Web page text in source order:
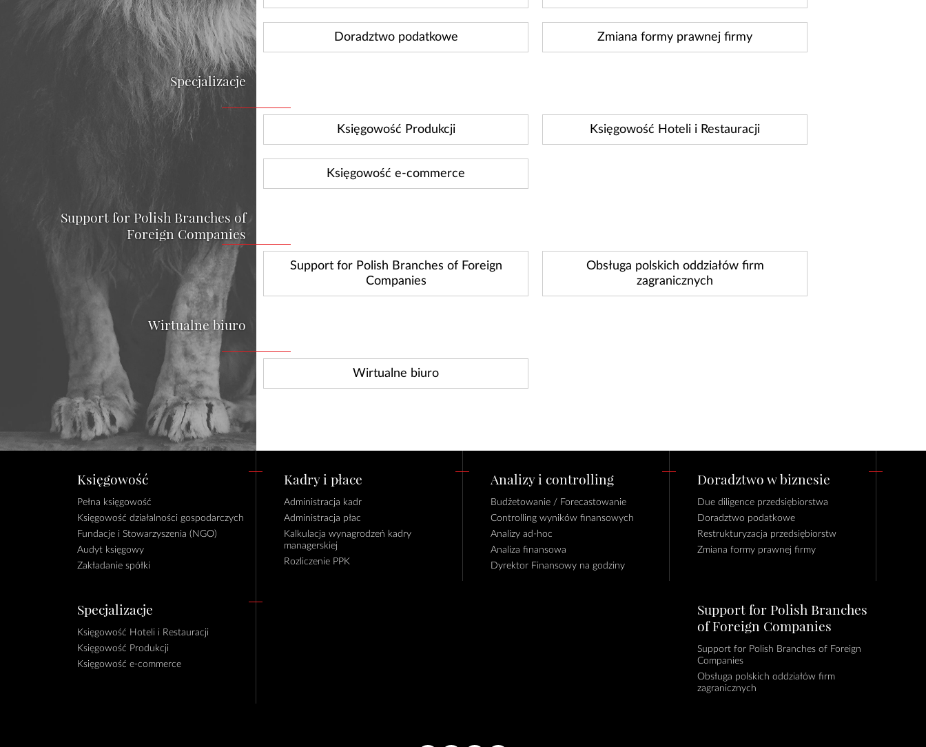
Doradztwo podatkowe Zmiana formy prawnej firmy
Specjalizacje
Księgowość Produkcji Księgowość Hoteli i Restauracji
Księgowość e-commerce
Support for Polish Branches of
Foreign Companies
Support for Polish Branches of Foreign
Companies
Obsługa polskich oddziałów firm
zagranicznych
Wirtualne biuro
Wirtualne biuro
Księgowość
Pełna księgowość
Księgowość działalności gospodarczych
Fundacje i Stowarzyszenia (NGO)
Audyt księgowy
Zakładanie spółki
Kadry i płace
Administracja kadr
Administracja płac
Kalkulacja wynagrodzeń kadry
managerskiej
Rozliczenie PPK
Analizy i controlling
Budżetowanie / Forecastowanie
Controlling wyników finansowych
Analizy ad-hoc
Analiza finansowa
Dyrektor Finansowy na godziny
Doradztwo w biznesie
Due diligence przedsiębiorstwa
Doradztwo podatkowe
Restrukturyzacja przedsiębiorstw
Zmiana formy prawnej firmy
Specjalizacje
Księgowość Hoteli i Restauracji
Księgowość Produkcji
Księgowość e-commerce
Support for Polish Branches
of Foreign Companies
Support for Polish Branches of Foreign
Companies
Obsługa polskich oddziałów firm
zagranicznych